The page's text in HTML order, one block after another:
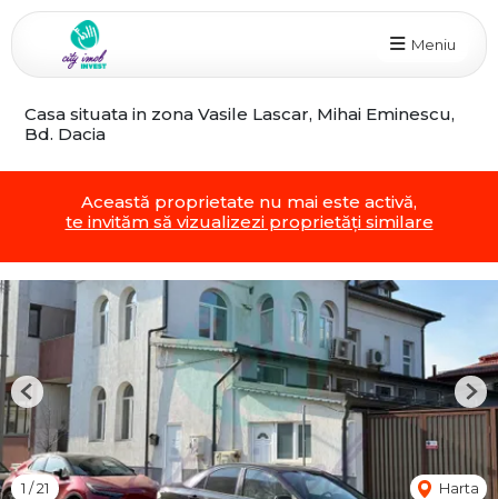
Meniu
Casa situata in zona Vasile Lascar, Mihai Eminescu,
Bd. Dacia
Această proprietate nu mai este activă,
te invităm să vizualizezi proprietăți similare
1 /21 Harta
Previous